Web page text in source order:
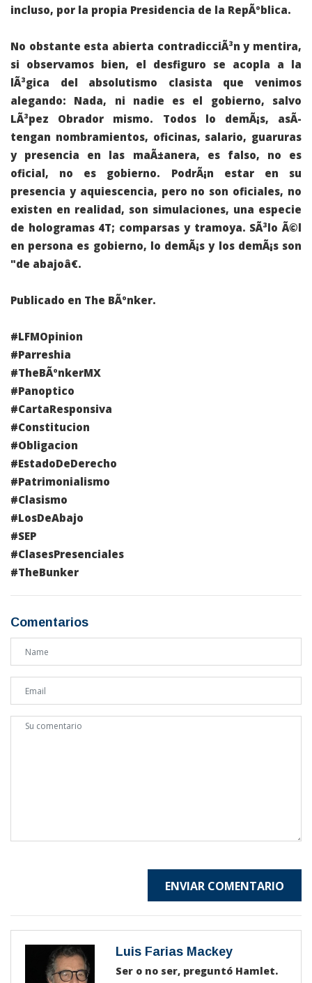
incluso, por la propia Presidencia de la RepÃºblica.
No obstante esta abierta contradicciÃ³n y mentira,
si observamos bien, el desfiguro se acopla a la
lÃ³gica del absolutismo clasista que venimos
alegando: Nada, ni nadie es el gobierno, salvo
LÃ³pez Obrador mismo. Todos lo demÃ¡s, asÃ­
tengan nombramientos, oficinas, salario, guaruras
y presencia en las maÃ±anera, es falso, no es
oficial, no es gobierno. PodrÃ¡n estar en su
presencia y aquiescencia, pero no son oficiales, no
existen en realidad, son simulaciones, una especie
de hologramas 4T; comparsas y tramoya. SÃ³lo Ã©l
en persona es gobierno, lo demÃ¡s y los demÃ¡s son
"de abajoâ€.
Publicado en The BÃºnker.
#LFMOpinion
#Parreshia
#TheBÃºnkerMX
#Panoptico
#CartaResponsiva
#Constitucion
#Obligacion
#EstadoDeDerecho
#Patrimonialismo
#Clasismo
#LosDeAbajo
#SEP
#ClasesPresenciales
#TheBunker
Comentarios
ENVIAR COMENTARIO
Luis Farias Mackey
Ser o no ser, preguntó Hamlet.